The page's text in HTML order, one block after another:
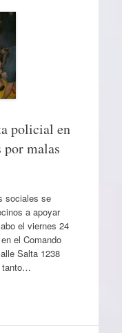
policial en
por malas
sociales se
a apoyar
el viernes 24
el Comando
Salta 1238
tanto…